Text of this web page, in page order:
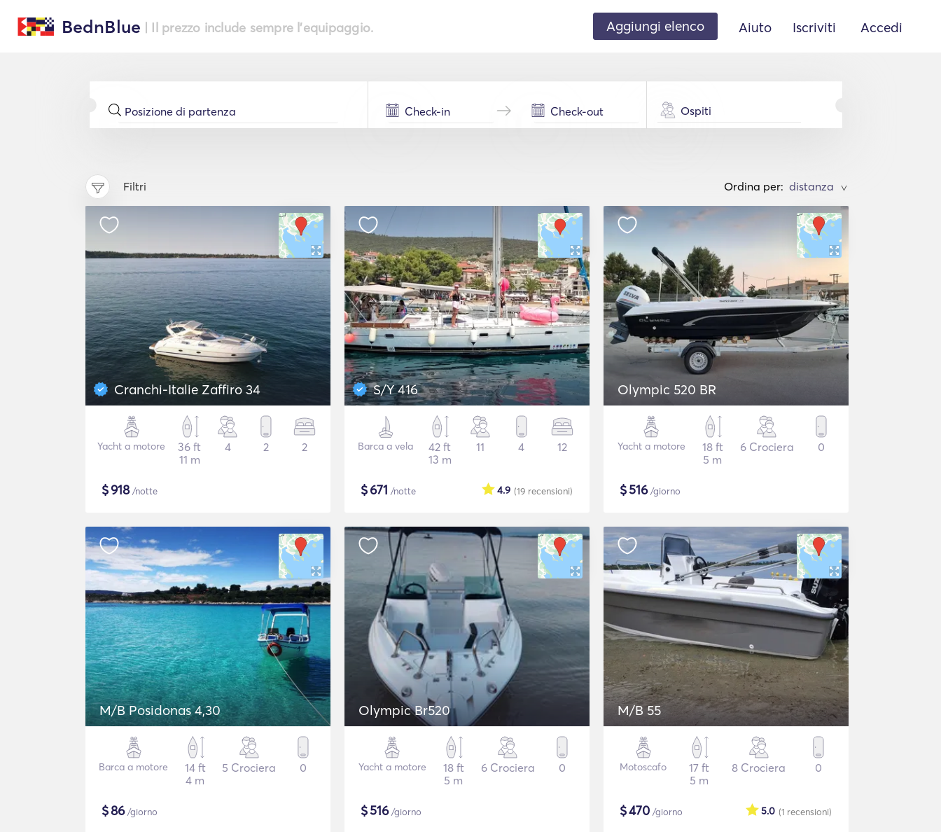
BednBlue | Il prezzo include sempre l'equipaggio. Aggiungi elenco Aiuto Iscriviti Accedi
Ospiti
Filtri Ordina per: >
Cranchi-Italie Zaffiro 34
Yacht a motore
36 ft
11 m
4 2 2
$918/notte
S/Y 416
Barca a vela
42 ft
13 m
11 4 12
$671 /notte (19 recensioni)
4.9
Olympic 520 BR
Yacht a motore
18 ft
5 m
6 Crociera 0
$516/giorno
M/B Posidonas 4,30
Barca a motore
14 ft
4 m
5 Crociera 0
$86/giorno
Olympic Br520
Yacht a motore
18 ft
5 m
6 Crociera 0
$516/giorno
M/B 55
Motoscafo
17 ft
5 m
8 Crociera 0
$470 /giorno (1 recensioni)
5.0